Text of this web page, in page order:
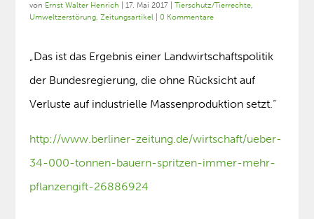
von Ernst Walter Henrich |17. Mai 2017 |Tierschutz/Tierrechte,
Umweltzerstörung,Zeitungsartikel |0 Kommentare
„Das ist das Ergebnis einer Landwirtschaftspolitik
der Bundesregierung, die ohne Rücksicht auf
Verluste auf industrielle Massenproduktion setzt.“
http://www.berliner-zeitung.de/wirtschaft/ueber-
34-000-tonnen-bauern-spritzen-immer-mehr-
pflanzengift-26886924